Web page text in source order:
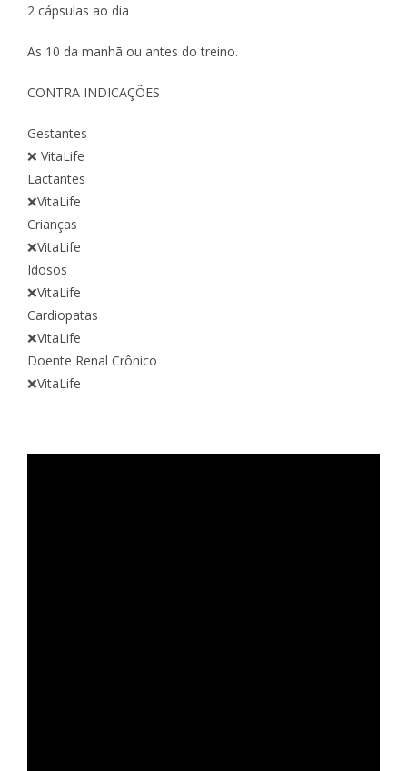
2 cápsulas ao dia
As 10 da manhã ou antes do treino.
CONTRA INDICAÇÕES
Gestantes
❌ VitaLife
Lactantes
❌VitaLife
Crianças
❌VitaLife
Idosos
❌VitaLife
Cardiopatas
❌VitaLife
Doente Renal Crônico
❌VitaLife